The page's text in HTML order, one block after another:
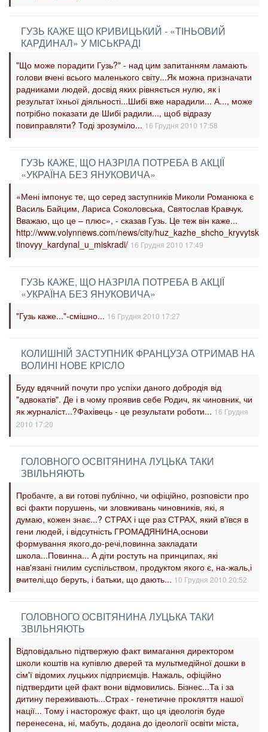
ГУЗЬ КАЖЕ ЩО КРИВИЦЬКИЙ - «ТІНЬОВИЙ
КАРДИНАЛ» У МІСЬКРАДІ
"Що може порадити Гузь?" - над цим запитанням ламають
голови вчені всього маленького світу...Як можна призначати
радниками людей, досвід яких рівняється нулю, як і
результат їхньої діяльності...Шибі вже нарадили... А..., може
потрібно показати де Шибі радили..., щоб відразу
повиправляти? Тоді зрозуміло... 16 Грудня 2010 17:58
ГУЗЬ КАЖЕ, ЩО НАЗРІЛА ПОТРЕБА В АКЦІЇ
«УКРАЇНА БЕЗ ЯНУКОВИЧА»
«Мені імпонує те, що серед заступників Миколи Романюка є
Василь Байцим, Лариса Соколовська, Святослав Кравчук.
Вважаю, що це – плюс», - сказав Гузь. Це теж він каже...
http://www.volynnews.com/news/city/
tinovyy_kardynal_u_miskradi/ 16 Грудня 2010 17:49
ГУЗЬ КАЖЕ, ЩО НАЗРІЛА ПОТРЕБА В АКЦІЇ
«УКРАЇНА БЕЗ ЯНУКОВИЧА»
"Гузь каже..."-смішно... 16 Грудня 2010 17:27
КОЛИШНІЙ ЗАСТУПНИК ФРАНЦУЗА ОТРИМАВ НА
ВОЛИНІ НОВЕ КРІСЛО
Буду вдячний почути про успіхи даного добродія від
"адвокатів". Де і в чому проявив себе Родич, як чиновник, чи
як журналіст...?Фахівець - це результати роботи... 16 Грудня
2010 17:20
ГОЛОВНОГО ОСВІТЯНИНА ЛУЦЬКА ТАКИ
ЗВІЛЬНЯЮТЬ
Пробачте, а ви готові публічно, чи офіційно, розповісти про
всі факти порушень, чи зловживань чиновників, які, я
думаю, кожен знає...? СТРАХ і ще раз СТРАХ, який в'ївся в
гени людей, і відсутність ГРОМАДЯНИНА,основи
формування якого,до-речі,повинна закладати
школа...Повинна... А діти ростуть на принципах, які
нав'язані гнилим суспільством, продуктом якого є, на-жаль,і
вчителі,що беруть, і батьки, що дають... 10 Грудня 2010 20:52
ГОЛОВНОГО ОСВІТЯНИНА ЛУЦЬКА ТАКИ
ЗВІЛЬНЯЮТЬ
Відповідально підтвержую факт вимагання директором
школи коштів на купівлю дверей та мультмедійної дошки в
сім'ї відомих луцьких підприємців. Нажаль, офіційно
підтвердити цей факт вони відмовились. Бізнес...Та і за
дитину переживають...Страх - генетичне прокляття нашої
нації... Тому і насторожує факт, що ця ідеологія буде
перенесена, ні, мабуть, додана до ідеології освіти міста,